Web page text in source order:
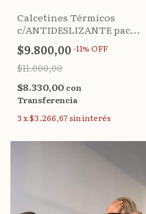
Calcetines Térmicos
c/ANTIDESLIZANTE pack
DOCENA
$9.800,00-11%OFF
$11.000,00
$8.330,00 con
Transferencia
3x$3.266,67sin interés